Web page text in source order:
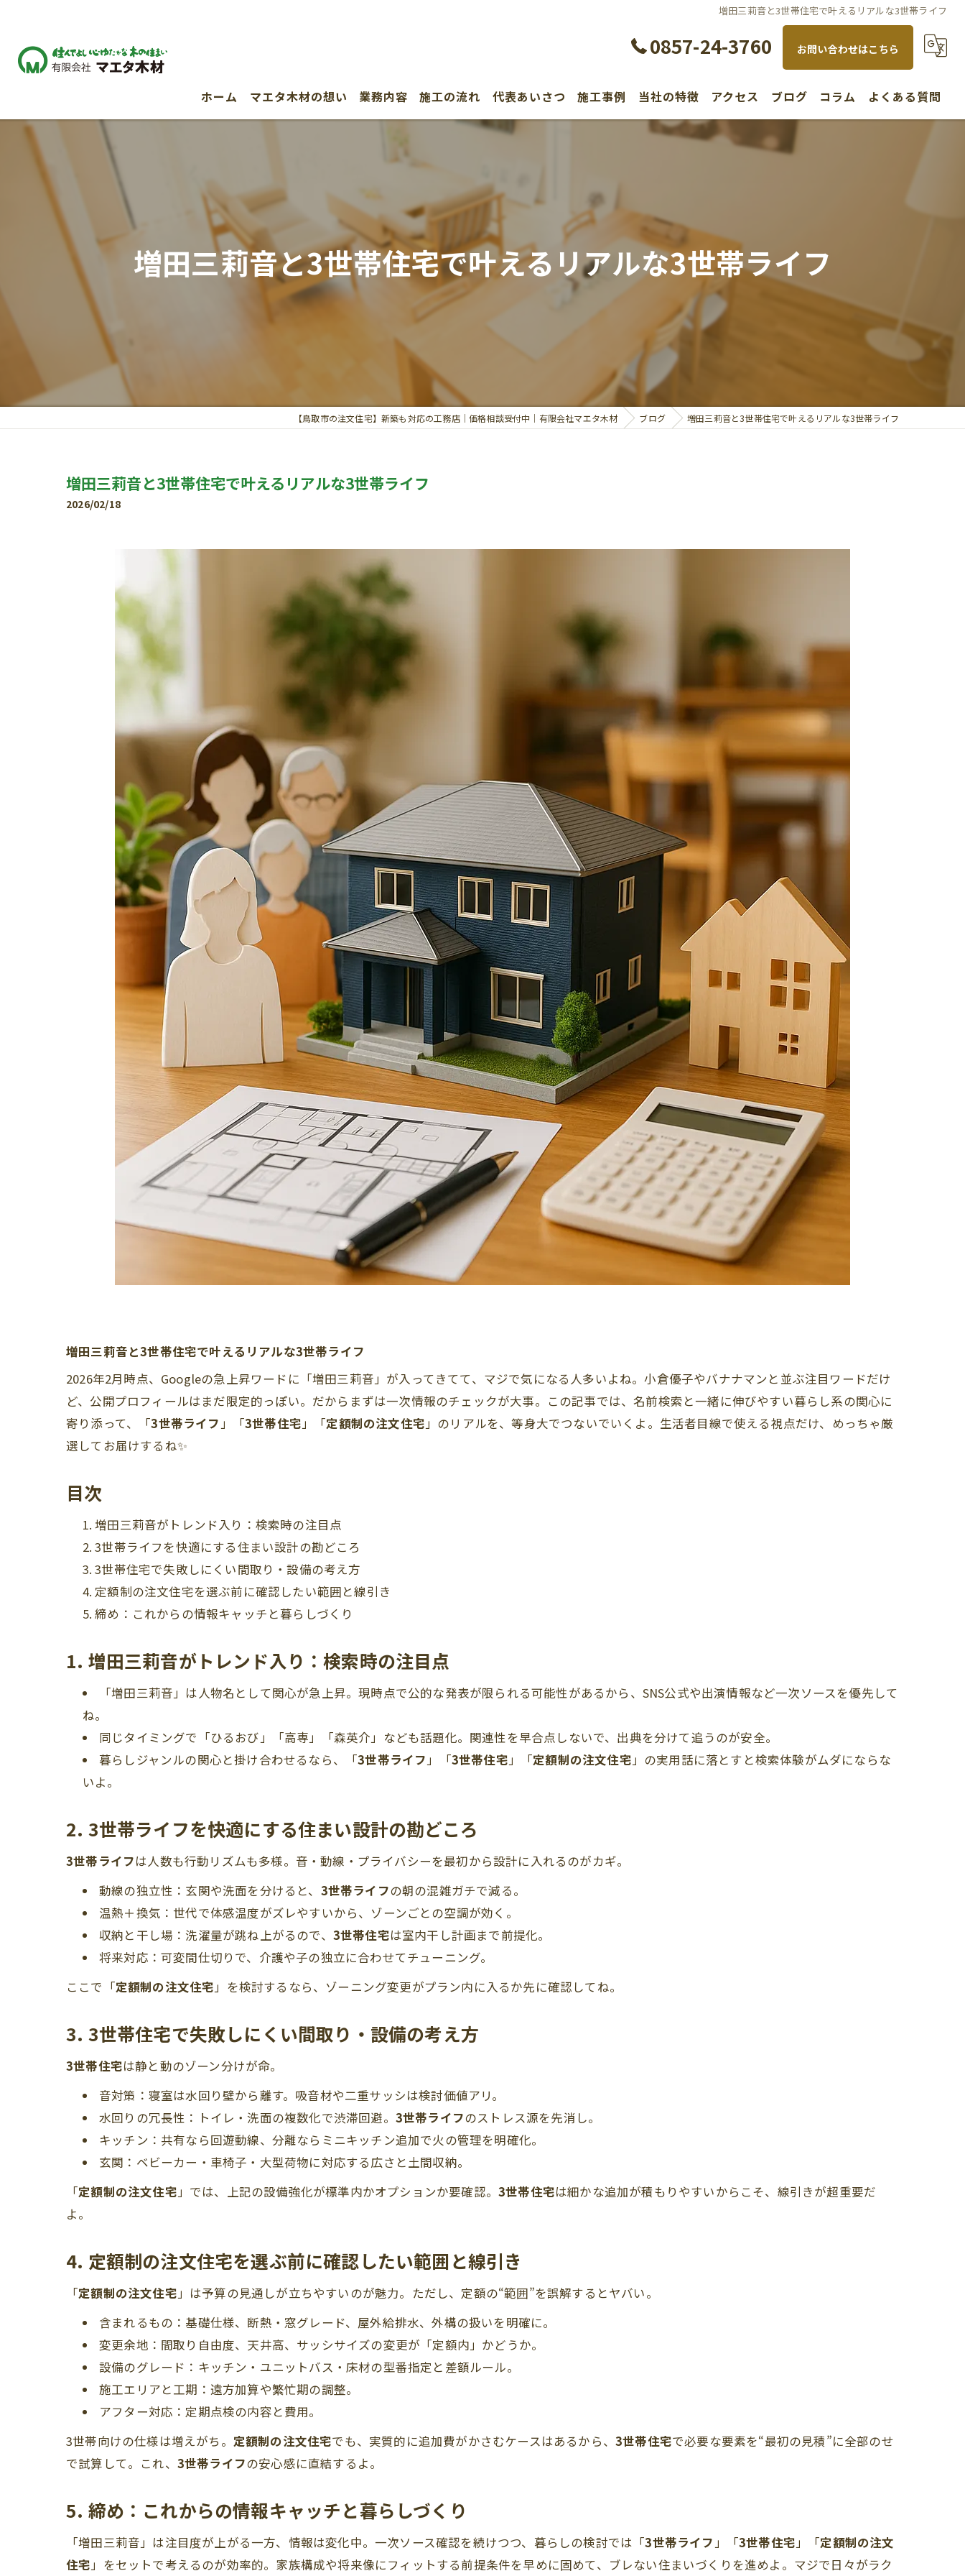
増田三莉音と3世帯住宅で叶えるリアルな3世帯ライフ
0857-24-3760 お問い合わせはこちら
ホーム マエタ木材の想い 業務内容 施工の流れ 代表あいさつ 施工事例 当社の特徴
リノベーション
新築
アクセス ブログ コラム よくある質問
増田三莉音と3世帯住宅で叶えるリアルな3世帯ライフ
【鳥取市の注文住宅】新築も対応の工務店｜価格相談受付中｜有限会社マエタ木材 ブログ 増田三莉音と3世帯住宅で叶えるリアルな3世帯ライフ
増田三莉音と3世帯住宅で叶えるリアルな3世帯ライフ
2026/02/18
増田三莉音と3世帯住宅で叶えるリアルな3世帯ライフ
2026年2月時点、Googleの急上昇ワードに「増田三莉音」が入ってきてて、マジで気になる人多いよね。小倉優子やバナナマンと並ぶ注目ワードだけ
ど、公開プロフィールはまだ限定的っぽい。だからまずは一次情報のチェックが大事。この記事では、名前検索と一緒に伸びやすい暮らし系の関心に
寄り添って、「3世帯ライフ」「3世帯住宅」「定額制の注文住宅」のリアルを、等身大でつないでいくよ。生活者目線で使える視点だけ、めっちゃ厳
選してお届けするね✨
目次
増田三莉音がトレンド入り：検索時の注目点
3世帯ライフを快適にする住まい設計の勘どころ
3世帯住宅で失敗しにくい間取り・設備の考え方
定額制の注文住宅を選ぶ前に確認したい範囲と線引き
締め：これからの情報キャッチと暮らしづくり
1. 増田三莉音がトレンド入り：検索時の注目点
「増田三莉音」は人物名として関心が急上昇。現時点で公的な発表が限られる可能性があるから、SNS公式や出演情報など一次ソースを優先して
ね。
同じタイミングで「ひるおび」「高専」「森英介」なども話題化。関連性を早合点しないで、出典を分けて追うのが安全。
暮らしジャンルの関心と掛け合わせるなら、「3世帯ライフ」「3世帯住宅」「定額制の注文住宅」の実用話に落とすと検索体験がムダにならな
いよ。
2. 3世帯ライフを快適にする住まい設計の勘どころ
3世帯ライフは人数も行動リズムも多様。音・動線・プライバシーを最初から設計に入れるのがカギ。
動線の独立性：玄関や洗面を分けると、 3世帯ライフの朝の混雑ガチで減る。
温熱＋換気：世代で体感温度がズレやすいから、ゾーンごとの空調が効く。
収納と干し場：洗濯量が跳ね上がるので、 3世帯住宅は室内干し計画まで前提化。
将来対応：可変間仕切りで、介護や子の独立に合わせてチューニング。
ここで「定額制の注文住宅」を検討するなら、ゾーニング変更がプラン内に入るか先に確認してね。
3. 3世帯住宅で失敗しにくい間取り・設備の考え方
3世帯住宅は静と動のゾーン分けが命。
音対策：寝室は水回り壁から離す。吸音材や二重サッシは検討価値アリ。
水回りの冗長性：トイレ・洗面の複数化で渋滞回避。 3世帯ライフのストレス源を先消し。
キッチン：共有なら回遊動線、分離ならミニキッチン追加で火の管理を明確化。
玄関：ベビーカー・車椅子・大型荷物に対応する広さと土間収納。
「定額制の注文住宅」では、上記の設備強化が標準内かオプションか要確認。3世帯住宅は細かな追加が積もりやすいからこそ、線引きが超重要だ
よ。
4. 定額制の注文住宅を選ぶ前に確認したい範囲と線引き
「定額制の注文住宅」は予算の見通しが立ちやすいのが魅力。ただし、定額の“範囲”を誤解するとヤバい。
含まれるもの：基礎仕様、断熱・窓グレード、屋外給排水、外構の扱いを明確に。
変更余地：間取り自由度、天井高、サッシサイズの変更が「定額内」かどうか。
設備のグレード：キッチン・ユニットバス・床材の型番指定と差額ルール。
施工エリアと工期：遠方加算や繁忙期の調整。
アフター対応：定期点検の内容と費用。
3世帯向けの仕様は増えがち。 定額制の注文住宅でも、実質的に追加費がかさむケースはあるから、3世帯住宅で必要な要素を“最初の見積”に全部のせ
で試算して。これ、 3世帯ライフの安心感に直結するよ。
5. 締め：これからの情報キャッチと暮らしづくり
「増田三莉音」は注目度が上がる一方、情報は変化中。一次ソース確認を続けつつ、暮らしの検討では「3世帯ライフ」「3世帯住宅」「定額制の注文
住宅」をセットで考えるのが効率的。家族構成や将来像にフィットする前提条件を早めに固めて、ブレない住まいづくりを進めよ。マジで日々がラク